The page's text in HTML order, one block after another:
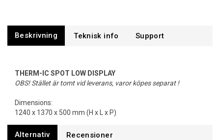
Beskrivning Support
THERM-IC SPOT LOW DISPLAY
OBS! Stället är tomt vid leverans, varor köpes separat !
Dimensions:
1240 x 1370 x 500 mm (H x L x P)
Alternativ Recensioner